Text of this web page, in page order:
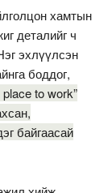
хамтын
деталийг ч
эхлүүлсэн
боддог,
to work”
байгаасай